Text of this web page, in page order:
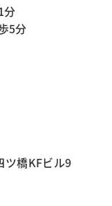
分
5分
ツ橋KFビル9